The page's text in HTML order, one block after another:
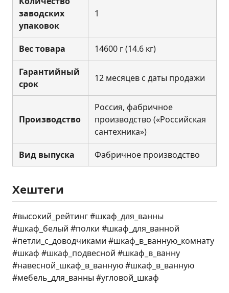
заводских
упаковок
1
Вес товара 14600 г (14.6 кг)
Гарантийный
срок
12 месяцев с даты продажи
Производство
Россия, фабричное
производство («Российская
сантехника»)
Вид выпуска Фабричное производство
Хештеги
#высокий_рейтинг #шкаф_для_ванны
#шкаф_белый #полки #шкаф_для_ванной
#петли_с_доводчиками #шкаф_в_ванную_комнату
#шкаф #шкаф_подвесной #шкаф_в_ванну
#навесной_шкаф_в_ванную #шкаф_в_ванную
#мебель_для_ванны #угловой_шкаф